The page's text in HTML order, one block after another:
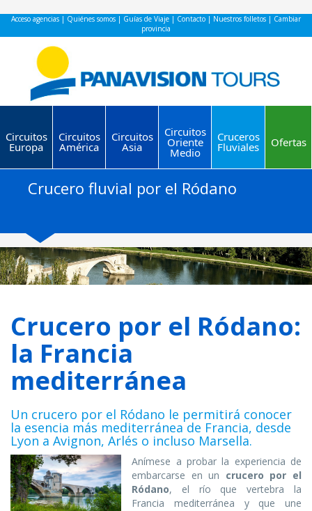
Acceso agencias | Quiénes somos | Guías de Viaje | Contacto | Nuestros folletos | Cambiar
provincia
Circuitos
Europa
Circuitos
América
Circuitos
Asia
Circuitos
Oriente
Medio
Cruceros
Fluviales Ofertas
Crucero fluvial por el Ródano
Crucero por el Ródano:
la Francia
mediterránea
Un crucero por el Ródano le permitirá conocer
la esencia más mediterránea de Francia, desde
Lyon a Avignon, Arlés o incluso Marsella.
Anímese a probar la experiencia de
embarcarse en un crucero por el
Ródano, el río que vertebra la
Francia mediterránea y que une